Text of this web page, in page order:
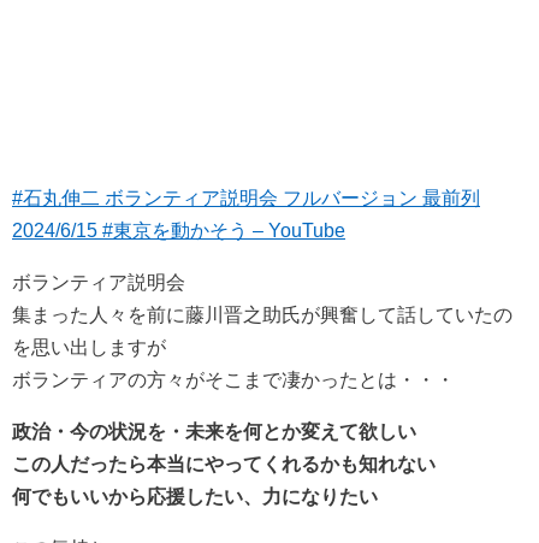
#石丸伸二 ボランティア説明会 フルバージョン 最前列
2024/6/15 #東京を動かそう – YouTube
ボランティア説明会
集まった人々を前に藤川晋之助氏が興奮して話していたの
を思い出しますが
ボランティアの方々がそこまで凄かったとは・・・
政治・今の状況を・未来を何とか変えて欲しい
この人だったら本当にやってくれるかも知れない
何でもいいから応援したい、力になりたい